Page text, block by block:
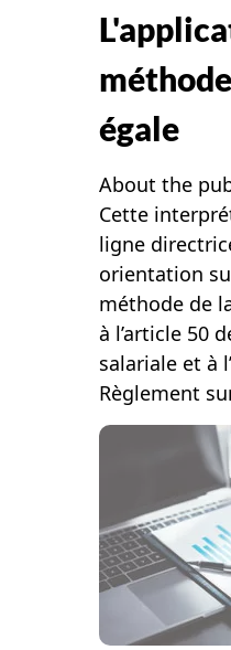
égale
About the
Cette
ligne
orientation
méthode de
à l’article 50
salariale et à
Règlement